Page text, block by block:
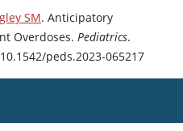
SM. Anticipatory
Overdoses. Pediatrics.
peds.2023-065217